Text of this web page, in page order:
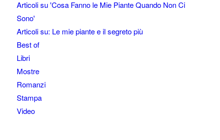
Articoli su 'Cosa Fanno le Mie Piante Quando Non Ci
Sono'
Articoli su: Le mie piante e il segreto più
Best of
Libri
Mostre
Romanzi
Stampa
Video